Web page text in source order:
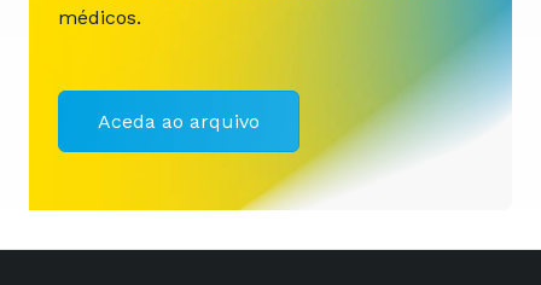
médicos.
Aceda ao arquivo